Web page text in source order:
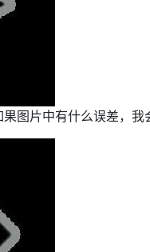
图片中有什么误差，我